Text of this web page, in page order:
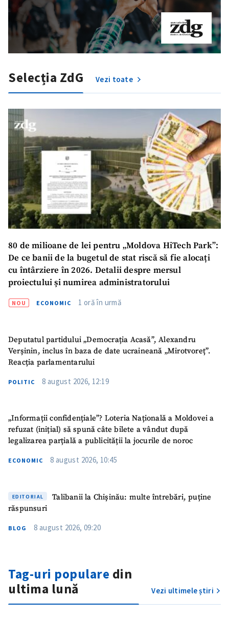
Selecția ZdG Vezi toate
80 de milioane de lei pentru „Moldova HiTech Park”:
De ce banii de la bugetul de stat riscă să fie alocați
cu întârziere în 2026. Detalii despre mersul
proiectului și numirea administratorului
NOU ECONOMIC 1 oră în urmă
Deputatul partidului „Democrația Acasă”, Alexandru
Verșinin, inclus în baza de date ucraineană „Mirotvoreț”.
Reacția parlamentarului
POLITIC 8 august 2026, 12:19
„Informații confidențiale”? Loteria Națională a Moldovei a
refuzat (inițial) să spună câte bilete a vândut după
legalizarea parțială a publicității la jocurile de noroc
ECONOMIC 8 august 2026, 10:45
EDITORIAL
Talibanii la Chișinău: multe întrebări, puține
răspunsuri
BLOG 8 august 2026, 09:20
Tag-uri populare din
ultima lună
Vezi ultimele știri
ȘTIREA MEA
Titlu știre
+ Adaugă titlu
Link media
+ Link media
CONTACT SURSĂ
Email+ Emailul meu
Telefon
+ Telefon personal